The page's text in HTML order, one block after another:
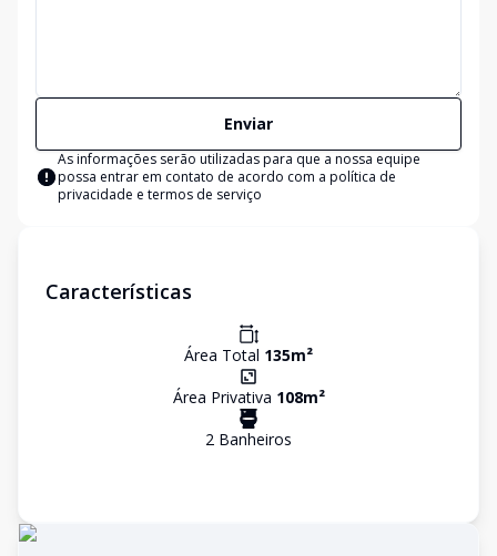
Enviar
As informações serão utilizadas para que a nossa equipe
possa entrar em contato de acordo com a política de
privacidade e termos de serviço
Características
Área Total 135m²
Área Privativa 108m²
2 Banheiros